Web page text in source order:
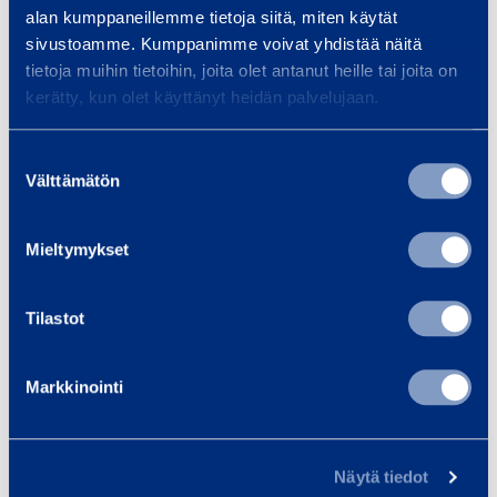
alan kumppaneillemme tietoja siitä, miten käytät
sivustoamme. Kumppanimme voivat yhdistää näitä
tietoja muihin tietoihin, joita olet antanut heille tai joita on
kerätty, kun olet käyttänyt heidän palvelujaan.
valinta
Välttämätön
Mieltymykset
Tilastot
Markkinointi
Näytä tiedot
Vi tillhandahåller utrustning och
tjänster för
infrastrukturbyggande, oavsett
om ditt projekt är en bro, tunnel,
…
Läs
Träningar
Se alla utbildningar
F